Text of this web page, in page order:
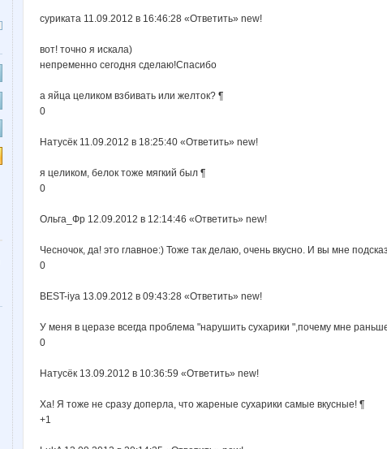
суриката 11.09.2012 в 16:46:28 «Ответить» new!
вот! точно я искала)
непременно сегодня сделаю!Спасибо
а яйца целиком взбивать или желток? ¶
0
Натусёк 11.09.2012 в 18:25:40 «Ответить» new!
я целиком, белок тоже мягкий был ¶
0
Ольга_Фр 12.09.2012 в 12:14:46 «Ответить» new!
Чесночок, да! это главное:) Тоже так делаю, очень вкусно. И вы мне
0
BEST-iya 13.09.2012 в 09:43:28 «Ответить» new!
У меня в церазе всегда проблема "нарушить сухарики ",почему мне
0
Натусёк 13.09.2012 в 10:36:59 «Ответить» new!
Ха! Я тоже не сразу доперла, что жареные сухарики самые вкусные! ¶
+1